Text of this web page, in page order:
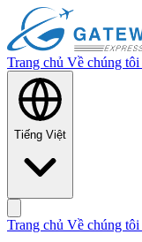
Trang chủ Về chúng tôi
Tiếng Việt
Trang chủ Về chúng tôi